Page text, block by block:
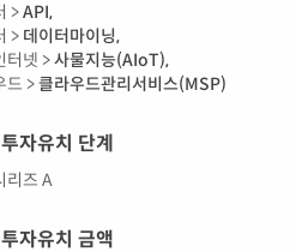
>API,
> 데이터마이닝,
터넷 >사물지능(AIoT),
드 >클라우드관리서비스(MSP)
자유치 단계
리즈 A
자유치 금액